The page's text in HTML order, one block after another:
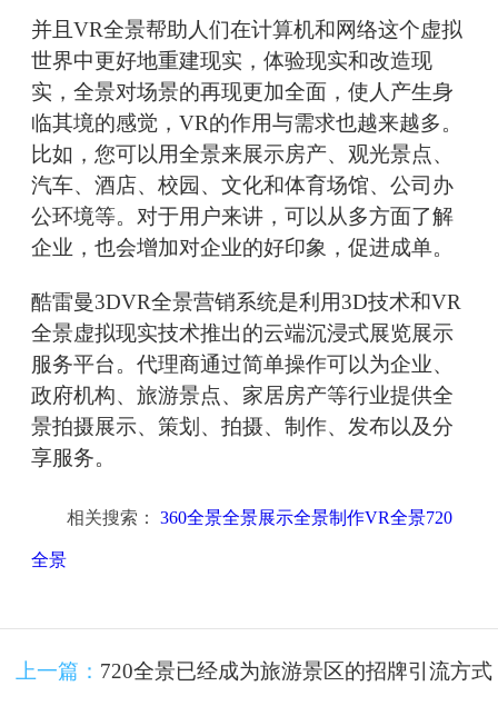
并且VR全景帮助人们在计算机和网络这个虚拟
世界中更好地重建现实，体验现实和改造现
实，全景对场景的再现更加全面，使人产生身
临其境的感觉，VR的作用与需求也越来越多。
比如，您可以用全景来展示房产、观光景点、
汽车、酒店、校园、文化和体育场馆、公司办
公环境等。对于用户来讲，可以从多方面了解
企业，也会增加对企业的好印象，促进成单。
酷雷曼3DVR全景营销系统是利用3D技术和VR
全景虚拟现实技术推出的云端沉浸式展览展示
服务平台。代理商通过简单操作可以为企业、
政府机构、旅游景点、家居房产等行业提供全
景拍摄展示、策划、拍摄、制作、发布以及分
享服务。
相关搜索： 360全景全景展示全景制作VR全景720
全景
上一篇： 720全景已经成为旅游景区的招牌引流方式